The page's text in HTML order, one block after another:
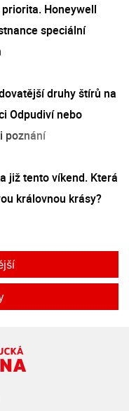
Honeywell
speciální
druhy štírů na
Odpudiví nebo
poznání
již tento víkend. Která
královnou krásy?